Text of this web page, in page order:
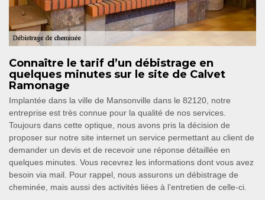
Connaître le tarif d’un débistrage en
quelques minutes sur le site de Calvet
Ramonage
Implantée dans la ville de Mansonville dans le 82120, notre
entreprise est très connue pour la qualité de nos services.
Toujours dans cette optique, nous avons pris la décision de
proposer sur notre site internet un service permettant au client de
demander un devis et de recevoir une réponse détaillée en
quelques minutes. Vous recevrez les informations dont vous avez
besoin via mail. Pour rappel, nous assurons un débistrage de
cheminée, mais aussi des activités liées à l’entretien de celle-ci.